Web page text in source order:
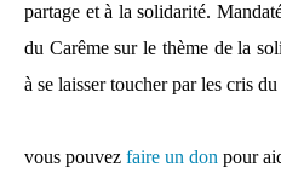
partage et à la solidarité.
du Carême sur le thème de la
à se laisser toucher par les cris
vous pouvez faire un don pour